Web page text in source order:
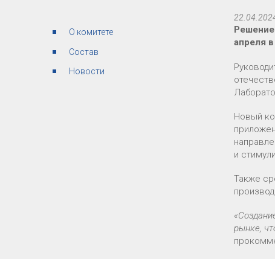
О комитете
Состав
Новости
апреля
Новый
и
Также
рынке,